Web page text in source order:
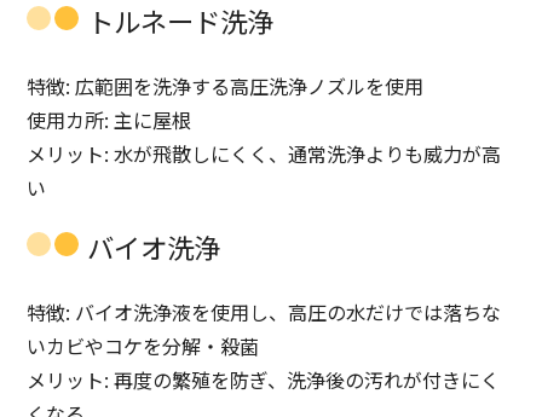
トルネード洗浄
特徴: 広範囲を洗浄する高圧洗浄ノズルを使用
使用カ所: 主に屋根
メリット: 水が飛散しにくく、通常洗浄よりも威力が高
い
バイオ洗浄
特徴: バイオ洗浄液を使用し、高圧の水だけでは落ちな
いカビやコケを分解・殺菌
メリット: 再度の繁殖を防ぎ、洗浄後の汚れが付きにく